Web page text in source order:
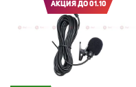
АКЦИЯ ДО 01.10